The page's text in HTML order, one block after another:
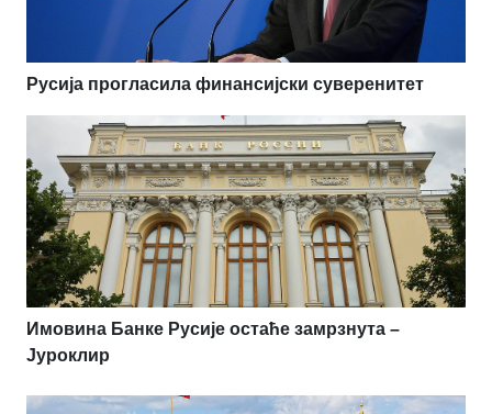
Русија прогласила финансијски суверенитет
Имовина Банке Русије остаће замрзнута –
Јуроклир